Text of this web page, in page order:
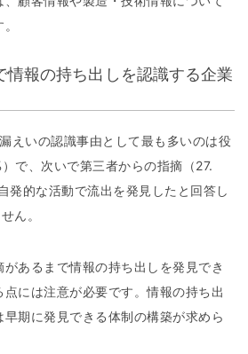
情報の持ち出しを認識する企業
えいの認識事由として最も多いのは役
で、次いで第三者からの指摘（27.
発的な活動で流出を発見したと回答し
ん。
あるまで情報の持ち出しを発見でき
には注意が必要です。情報の持ち出
早期に発見できる体制の構築が求めら